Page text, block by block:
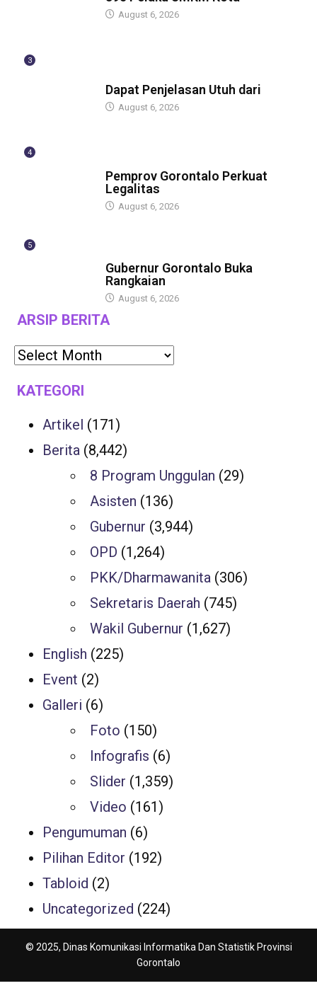
August 6, 2026
3
Dapat Penjelasan Utuh dari
August 6, 2026
4
Pemprov Gorontalo Perkuat
Legalitas
August 6, 2026
5
Gubernur Gorontalo Buka
Rangkaian
August 6, 2026
ARSIP BERITA
KATEGORI
Artikel (171)
Berita (8,442)
8 Program Unggulan (29)
Asisten (136)
Gubernur (3,944)
OPD (1,264)
PKK/Dharmawanita (306)
Sekretaris Daerah (745)
Wakil Gubernur (1,627)
English (225)
Event (2)
Galleri (6)
Foto (150)
Infografis (6)
Slider (1,359)
Video (161)
Pengumuman (6)
Pilihan Editor (192)
Tabloid (2)
Uncategorized (224)
© 2025, Dinas Komunikasi Informatika Dan Statistik Provinsi
Gorontalo